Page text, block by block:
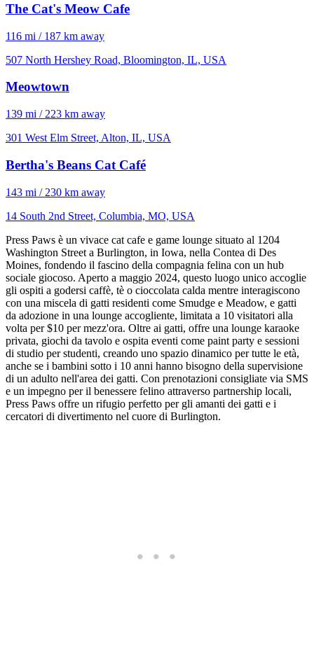
The Cat's Meow Cafe
116 mi / 187 km away
507 North Hershey Road, Bloomington, IL, USA
Meowtown
139 mi / 223 km away
301 West Elm Street, Alton, IL, USA
Bertha's Beans Cat Café
143 mi / 230 km away
14 South 2nd Street, Columbia, MO, USA
Press Paws è un vivace cat cafe e game lounge situato al 1204
Washington Street a Burlington, in Iowa, nella Contea di Des
Moines, fondendo il fascino della compagnia felina con un hub
sociale giocoso. Aperto a maggio 2024, questo luogo unico accoglie
gli ospiti a godersi caffè, tè o cioccolata calda mentre interagiscono
con una miscela di gatti residenti come Smudge e Meadow, e gatti
da adozione in una lounge accogliente, limitata a 10 visitatori alla
volta per $10 per mezz'ora. Oltre ai gatti, offre una lounge karaoke
privata, giochi da tavolo e ospita eventi come paint party e sessioni
di studio per studenti, creando uno spazio dinamico per tutte le età,
anche se i bambini sotto i 10 anni hanno bisogno della supervisione
di un adulto nell'area dei gatti. Con prenotazioni consigliate via SMS
e un impegno per il benessere felino attraverso partnership locali,
Press Paws offre un rifugio perfetto per gli amanti dei gatti e i
cercatori di divertimento nel cuore di Burlington.